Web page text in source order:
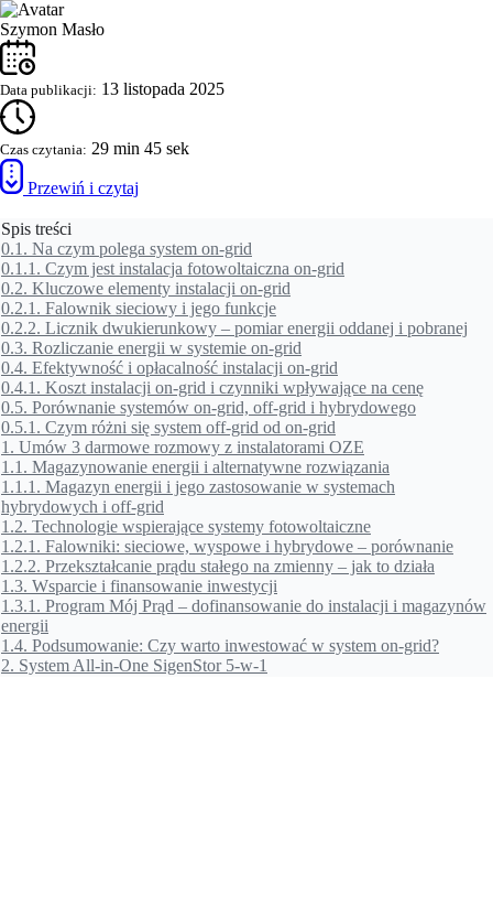
Szymon Masło
Data publikacji: 13 listopada 2025
Czas czytania: 29 min 45 sek
Przewiń i czytaj
Spis treści
0.1. Na czym polega system on-grid
0.1.1. Czym jest instalacja fotowoltaiczna on-grid
0.2. Kluczowe elementy instalacji on-grid
0.2.1. Falownik sieciowy i jego funkcje
0.2.2. Licznik dwukierunkowy – pomiar energii oddanej i pobranej
0.3. Rozliczanie energii w systemie on-grid
0.4. Efektywność i opłacalność instalacji on-grid
0.4.1. Koszt instalacji on-grid i czynniki wpływające na cenę
0.5. Porównanie systemów on-grid, off-grid i hybrydowego
0.5.1. Czym różni się system off-grid od on-grid
1. Umów 3 darmowe rozmowy z instalatorami OZE
1.1. Magazynowanie energii i alternatywne rozwiązania
1.1.1. Magazyn energii i jego zastosowanie w systemach
hybrydowych i off-grid
1.2. Technologie wspierające systemy fotowoltaiczne
1.2.1. Falowniki: sieciowe, wyspowe i hybrydowe – porównanie
1.2.2. Przekształcanie prądu stałego na zmienny – jak to działa
1.3. Wsparcie i finansowanie inwestycji
1.3.1. Program Mój Prąd – dofinansowanie do instalacji i magazynów
energii
1.4. Podsumowanie: Czy warto inwestować w system on-grid?
2. System All-in-One SigenStor 5-w-1